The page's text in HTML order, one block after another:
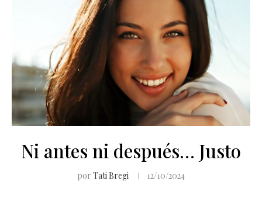
Ni antes ni después… Justo
por Tati Bregi 12/10/2024